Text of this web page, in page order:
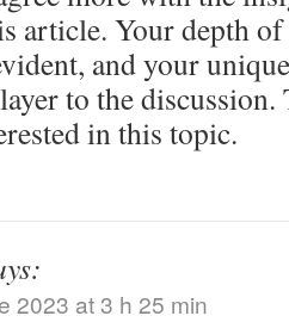
article. Your depth
and your
to the
in this topic.
2023 at 3 h 25 min